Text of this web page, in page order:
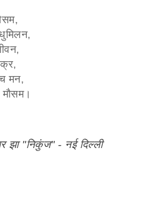
मन,
झा "निकुंज" - नई दिल्ली